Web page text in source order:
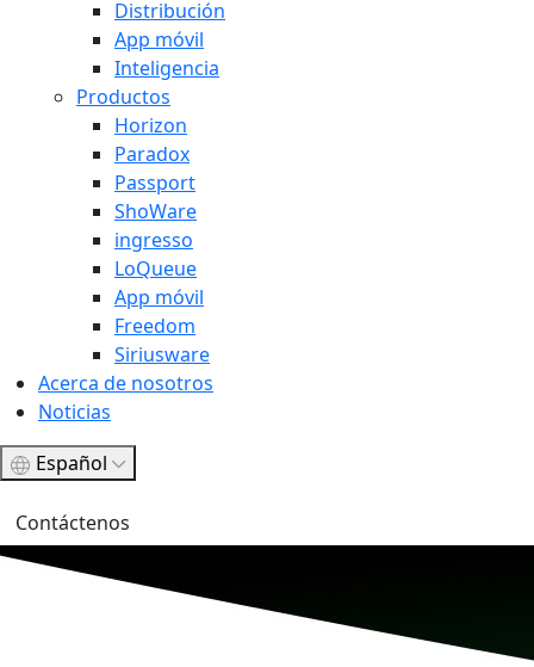
Distribución
App móvil
Inteligencia
Productos
Horizon
Paradox
Passport
ShoWare
ingresso
LoQueue
App móvil
Freedom
Siriusware
Acerca de nosotros
Noticias
Español
Contáctenos